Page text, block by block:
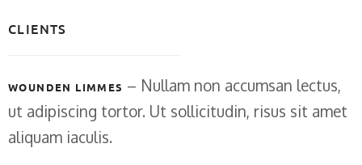
CLIENTS
WOUNDEN LIMMES – Nullam non accumsan lectus,
ut adipiscing tortor. Ut sollicitudin, risus sit amet
aliquam iaculis.